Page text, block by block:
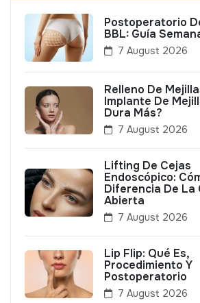
Postoperatorio
BBL: Guía
7 August 2026
Relleno De
Implante De
Dura Más?
7 August 2026
Lifting De Cejas
Endoscópico:
Diferencia De La
Abierta
7 August 2026
Lip Flip: Qué Es,
Procedimiento Y
Postoperatorio
7 August 2026